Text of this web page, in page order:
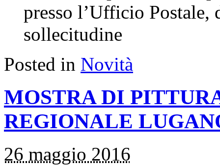
presso l’Ufficio
sollecitudine
Posted in Novità
MOSTRA DI
REGIONALE
26 maggio 2016